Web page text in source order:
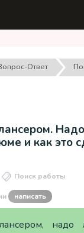
Ответ
и как это
Поиск работы
написать